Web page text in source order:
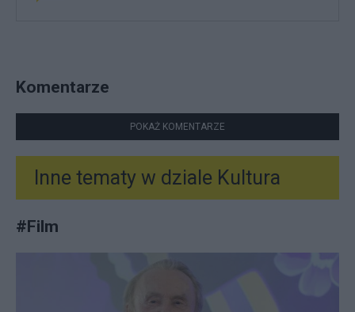
Komentarze
POKAŻ KOMENTARZE
Inne tematy w dziale Kultura
#Film